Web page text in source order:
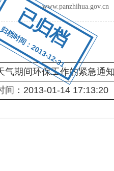
已归档
时间：2013-12-31
期间环保工作的紧急通
：2013-01-14 17:13:20